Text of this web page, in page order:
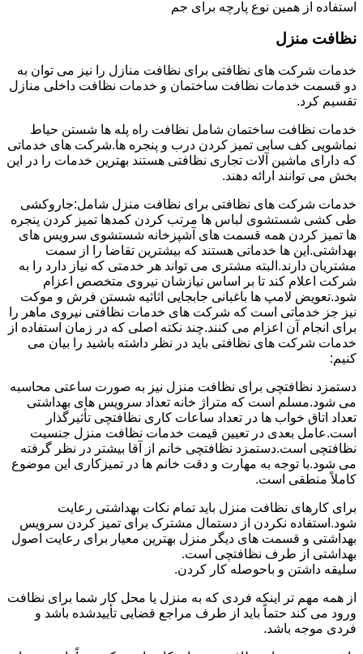
استفاده از همین نوع پارچه برای جم
نظافت منزل
خدمات شرکت های نظافتی برای نظافت منازل را نیز می توان به
دو قسمت خدمات نظافت ساختمان و خدمات نظافت داخلی منازل
تقسیم کرد.
خدمات نظافت ساختمان شامل نظافت راه پله ها شستن حیاط
نماشویی کف سابی تمیز کردن درب و پنجره ها.شرکت های خدماتی
که دارای ماشین آلات تجاری نظافتی هستند بهترین خدمات را در این
بخش می توانند ارائه دهند.
خدمات شرکت های نظافتی برای نظافت منزل شامل:جاروکشی
طی کشی شستشوی لباس ها مرتب کردن کمدها تمیز کردن پنجره
ها تمیز کردن همه قسمت های آشپزخانه شستشوی سرویس های
بهداشتی.این ها خدماتی هستند که بیشترین تقاضا را از سمت
مشتریان دارند.البته مشتری می تواند هر خدمتی که نیاز دارد را به
شرکت اعلام کند تا بر اساس نیازشان نیروی متخصص اعزام
شود.تعویض لامپ ها باغبانی جابجایی اثاثیه شستن فرش و موکت
نیز جز خدماتی است که شرکت های خدمات نظافتی نیروی ماهر را
برای انجام آن اعزام می کنند.چند نکته اصلی که در زمان استفاده از
خدمات شرکت های نظافتی باید در نظر داشته باشید را بیان می
کنیم:
دستمزد نظافتچی برای نظافت منزل نیز به صورت ساعتی محاسبه
می شود.مسلم است که متراژ خانه تعداد سرویس های بهداشتی
تعداد اتاق خواب ها در تعداد ساعات کاری نظافتچی تأثیرگذار
است.عامل بعدی در تعیین قیمت خدمات نظافت منزل جنسیت
نظافتچی است.دستمزد نظافتچی خانم از آقا بیشتر در نظر گرفته
می شود.با توجه به مهارت و دقت خانم ها در تمیزکاری این موضوع
کاملاً منطقی است.
برای کارهای نظافت منزل باید تمام نکات بهداشتی رعایت
شود.استفاده نکردن از دستمال مشترک برای تمیز کردن سرویس
بهداشتی و قسمت های دیگر منزل بهترین معیار برای رعایت اصول
بهداشتی از طرف نظافتچی است.
سلیقه داشتن و باحوصله کار کردن.
از همه مهم تر اینکه فردی که به منزل یا محل کار شما برای نظافت
ورود می کند حتماً باید از طرف مراجع قضایی تأییدشده باشد و
فردی موجه باشد.